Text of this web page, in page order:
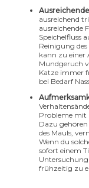
ausreichend
ausreichende
Speichelfluss
Reinigung
kann zu einer
Mundgeruch
Katze immer
bei Bedarf
Probleme mit
Dazu
des Mauls,
Wenn du
sofort einem
frühzeitig zu